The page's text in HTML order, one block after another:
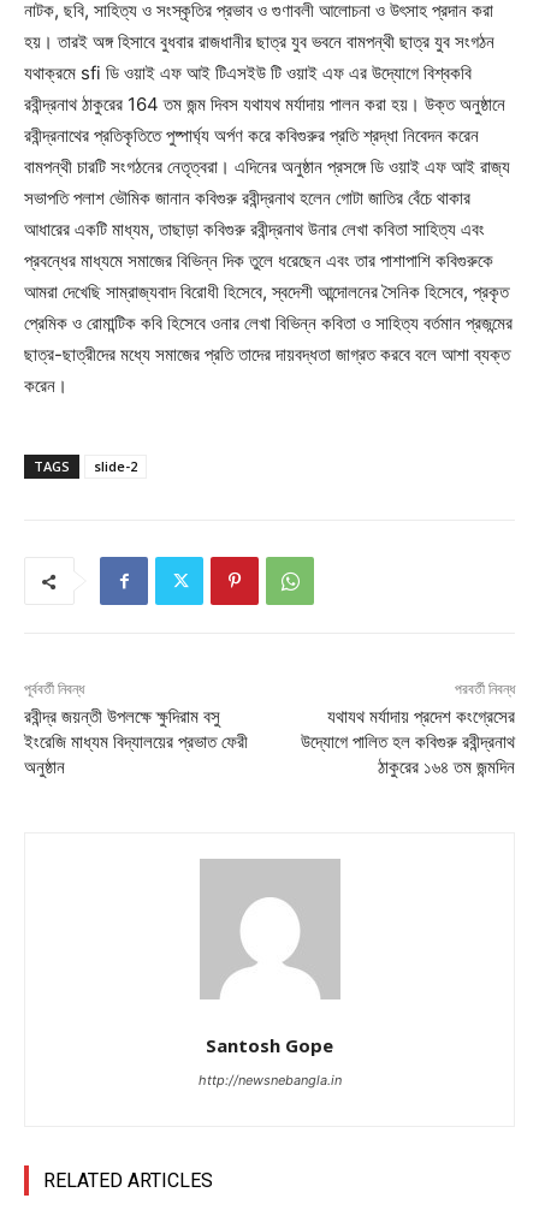
নাটক, ছবি, সাহিত্য ও সংস্কৃতির প্রভাব ও গুণাবলী আলোচনা ও উৎসাহ প্রদান করা
হয়। তারই অঙ্গ হিসাবে বুধবার রাজধানীর ছাত্র যুব ভবনে বামপন্থী ছাত্র যুব সংগঠন
যথাক্রমে sfi ডি ওয়াই এফ আই টিএসইউ টি ওয়াই এফ এর উদ্যোগে বিশ্বকবি
রবীন্দ্রনাথ ঠাকুরের 164 তম জন্ম দিবস যথাযথ মর্যাদায় পালন করা হয়। উক্ত অনুষ্ঠানে
রবীন্দ্রনাথের প্রতিকৃতিতে পুষ্পার্ঘ্য অর্পণ করে কবিগুরুর প্রতি শ্রদ্ধা নিবেদন করেন
বামপন্থী চারটি সংগঠনের নেতৃত্বরা। এদিনের অনুষ্ঠান প্রসঙ্গে ডি ওয়াই এফ আই রাজ্য
সভাপতি পলাশ ভৌমিক জানান কবিগুরু রবীন্দ্রনাথ হলেন গোটা জাতির বেঁচে থাকার
আধারের একটি মাধ্যম, তাছাড়া কবিগুরু রবীন্দ্রনাথ উনার লেখা কবিতা সাহিত্য এবং
প্রবন্ধের মাধ্যমে সমাজের বিভিন্ন দিক তুলে ধরেছেন এবং তার পাশাপাশি কবিগুরুকে
আমরা দেখেছি সাম্রাজ্যবাদ বিরোধী হিসেবে, স্বদেশী আন্দোলনের সৈনিক হিসেবে, প্রকৃত
প্রেমিক ও রোমান্টিক কবি হিসেবে ওনার লেখা বিভিন্ন কবিতা ও সাহিত্য বর্তমান প্রজন্মের
ছাত্র-ছাত্রীদের মধ্যে সমাজের প্রতি তাদের দায়বদ্ধতা জাগ্রত করবে বলে আশা ব্যক্ত
করেন।
TAGS slide-2
পূর্ববর্তী নিবন্ধ
রবীন্দ্র জয়ন্তী উপলক্ষে ক্ষুদিরাম বসু
ইংরেজি মাধ্যম বিদ্যালয়ের প্রভাত ফেরী
অনুষ্ঠান
পরবর্তী নিবন্ধ
যথাযথ মর্যাদায় প্রদেশ কংগ্রেসের
উদ্যোগে পালিত হল কবিগুরু রবীন্দ্রনাথ
ঠাকুরের ১৬৪ তম জন্মদিন
Santosh Gope
http://newsnebangla.in
RELATED ARTICLES